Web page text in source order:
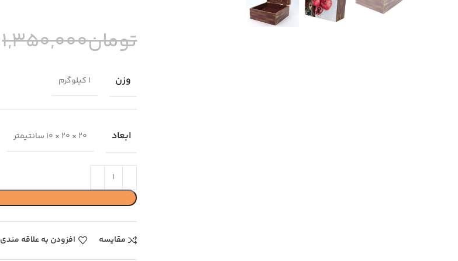
تومان1,350,000
وزن 1 کیلوگرم
ابعاد 20 × 20 × 10 سانتیمتر
مقایسه افزودن به علاقه مندی